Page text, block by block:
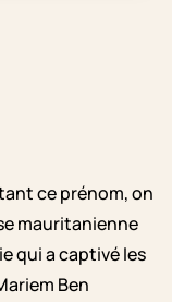
ce prénom, on
mauritanienne
qui a captivé les
Ben